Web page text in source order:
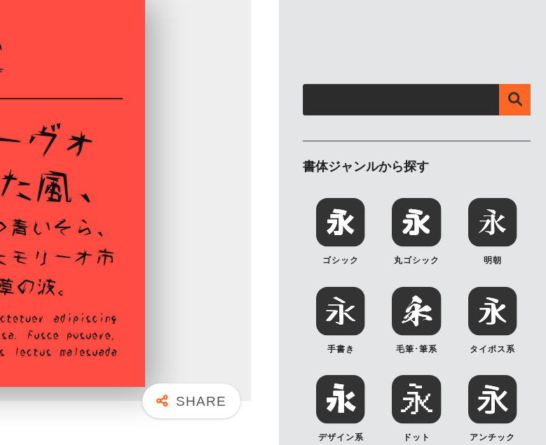
書体ジャンルから探す
ゴシック 丸ゴシック 明朝
手書き 毛筆･筆系 タイポス系
デザイン系 ドット アンチック